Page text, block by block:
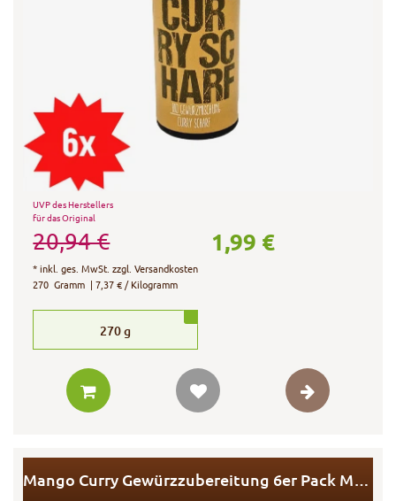
UVP des Herstellers
für das Original
20,94 € 1,99 €
*inkl. ges. MwSt. zzgl.Versandkosten
270 Gramm | 7,37 € / Kilogramm
270g
Mango Curry Gewürzzubereitung 6er Pack MHD